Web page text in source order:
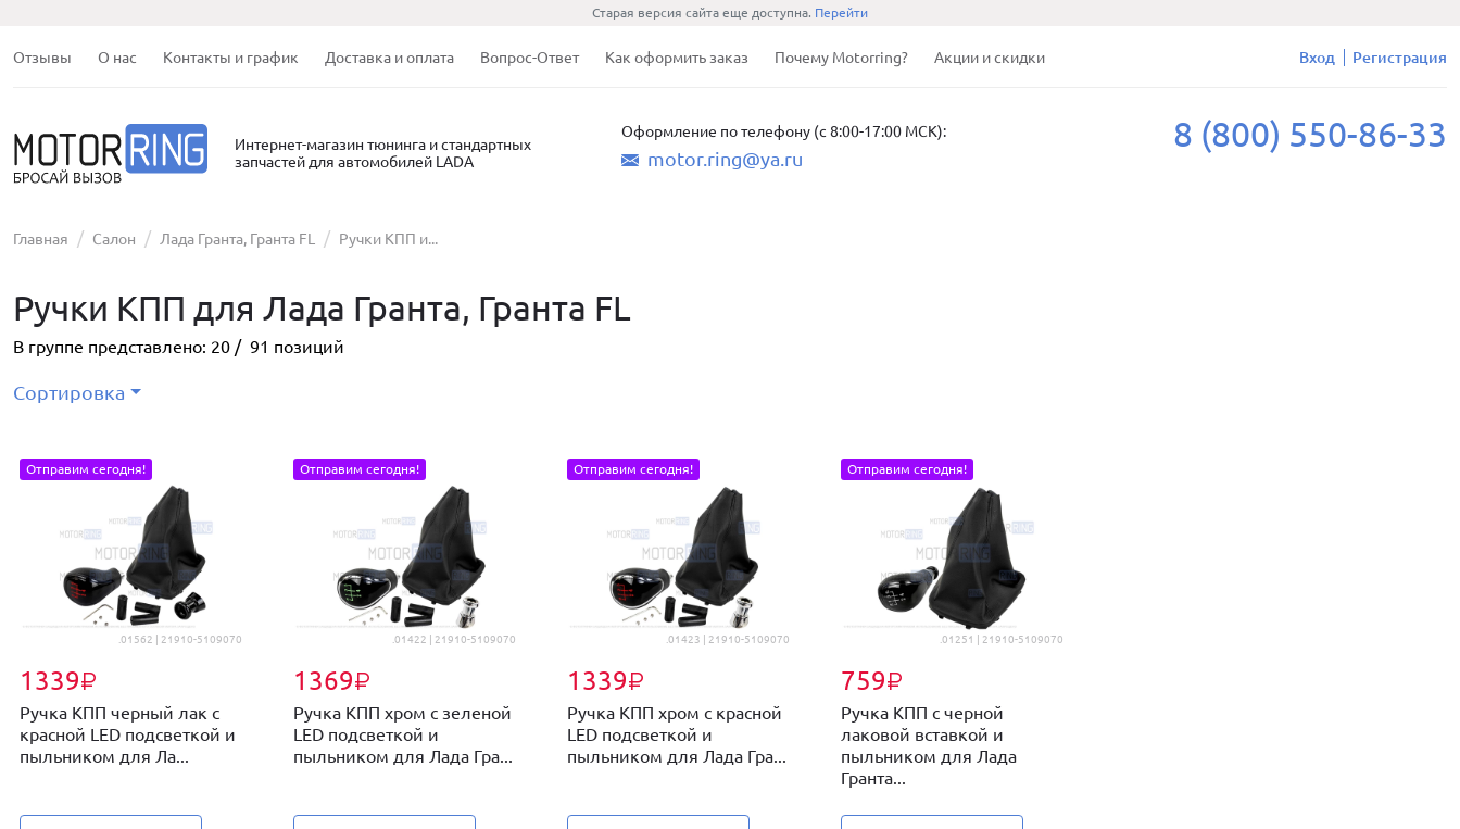
Старая версия сайта еще доступна. Перейти
Отзывы О нас Контакты и график Доставка и оплата Вопрос-Ответ Как оформить заказ Почему Motorring? Акции и скидки Вход Регистрация
Интернет-магазин тюнинга и стандартных
запчастей для автомобилей LADA
Оформление по телефону (с 8:00-17:00 МСК):
motor.ring@ya.ru
8 (800) 550-86-33
Главная Салон Лада Гранта, Гранта FL Ручки КПП и...
Ручки КПП для Лада Гранта, Гранта FL
В группе представлено: 20 / 91 позиций
Сортировка
.01562 | 21910-5109070
1339₽
Отправим сегодня!
Ручка КПП черный лак с
красной LED подсветкой и
пыльником для Ла...
.01422 | 21910-5109070
1369₽
Отправим сегодня!
Ручка КПП хром с зеленой
LED подсветкой и
пыльником для Лада Гра...
.01423 | 21910-5109070
1339₽
Отправим сегодня!
Ручка КПП хром с красной
LED подсветкой и
пыльником для Лада Гра...
.01251 | 21910-5109070
759₽
Отправим сегодня!
Ручка КПП с черной
лаковой вставкой и
пыльником для Лада
Гранта...